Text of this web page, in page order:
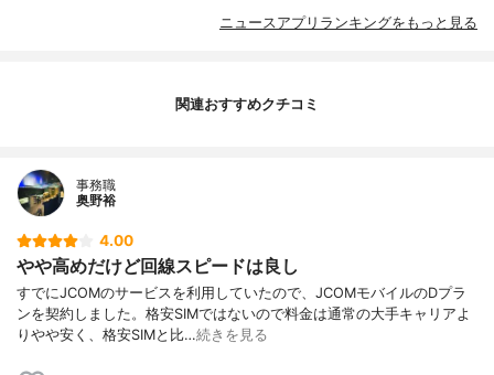
ニュースアプリランキングをもっと見る
関連おすすめクチコミ
事務職
奥野裕
4.00
やや高めだけど回線スピードは良し
すでにJCOMのサービスを利用していたので、JCOMモバイルのDプラ
ンを契約しました。格安SIMではないので料金は通常の大手キャリアよ
りやや安く、格安SIMと比…続きを見る